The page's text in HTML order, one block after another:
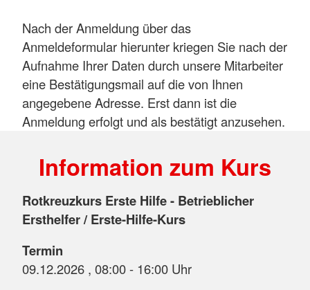
Nach der Anmeldung über das
Anmeldeformular hierunter kriegen Sie nach der
Aufnahme Ihrer Daten durch unsere Mitarbeiter
eine Bestätigungsmail auf die von Ihnen
angegebene Adresse. Erst dann ist die
Anmeldung erfolgt und als bestätigt anzusehen.
Information zum Kurs
Rotkreuzkurs Erste Hilfe - Betrieblicher
Ersthelfer / Erste-Hilfe-Kurs
Termin
09.12.2026 , 08:00 - 16:00 Uhr